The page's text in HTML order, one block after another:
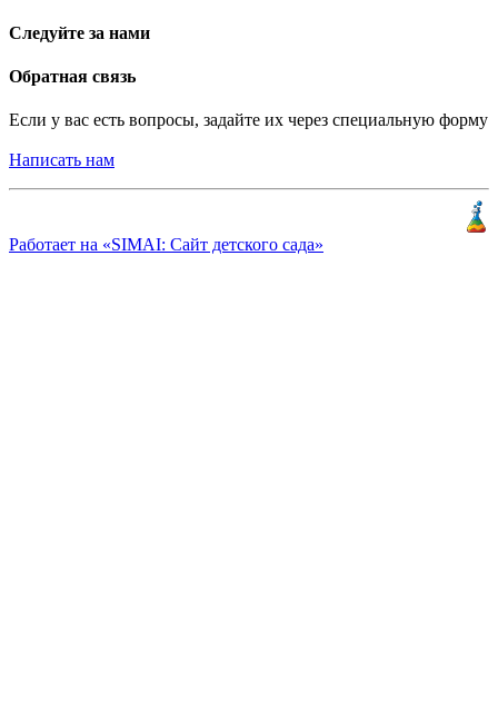
Следуйте за нами
Обратная связь
Если у вас есть вопросы, задайте их через специальную форму
Написать нам
Работает на «SIMAI: Сайт детского сада»